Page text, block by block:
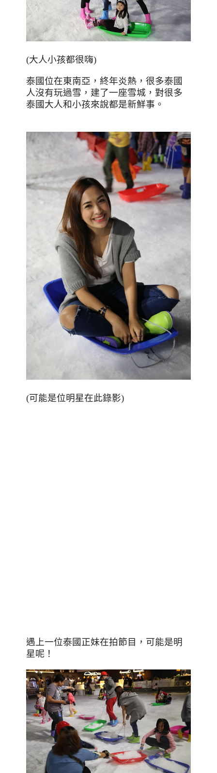
(大人小孩都很嗨)
泰國位在東南亞，終年炎熱，很多泰國
人沒有玩過雪，建了一座雪城，對很多
泰國大人和小孩來說都是新鮮事。
(可能是位明星在此錄影)
遇上一位泰國正妹在拍節目，可能是明
星呢！